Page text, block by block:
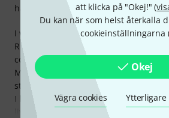
att klicka på "Okej!" (
Du kan när som helst återkalla
cookieinställningarna
Okej
Vägra cookies
I was skeptical buying from Thomann
Rico. I only have to say that everything
congratulations to the Thomann
Maui I checked all components and I
sturdy and well built.
I have a 6 man latin dance band
live conga, bongo, piano, bass, etc. I
hantverkskvalitet